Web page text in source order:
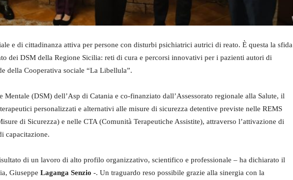
e di cittadinanza attiva per persone con disturbi psichiatrici autrici di reato. È questa la sfida
dei DSM della Regione Sicilia: reti di cura e percorsi innovativi per i pazienti autori di
della Cooperativa sociale “La Libellula”.
Mentale (DSM) dell’Asp di Catania e co-finanziato dall’Assessorato regionale alla Salute, il
personalizzati e alternativi alle misure di sicurezza detentive previste nelle REMS
di Sicurezza) e nelle CTA (Comunità Terapeutiche Assistite), attraverso l’attivazione di
capacitazione.
di un lavoro di alto profilo organizzativo, scientifico e professionale – ha dichiarato il
Giuseppe Laganga Senzio -. Un traguardo reso possibile grazie alla sinergia con la